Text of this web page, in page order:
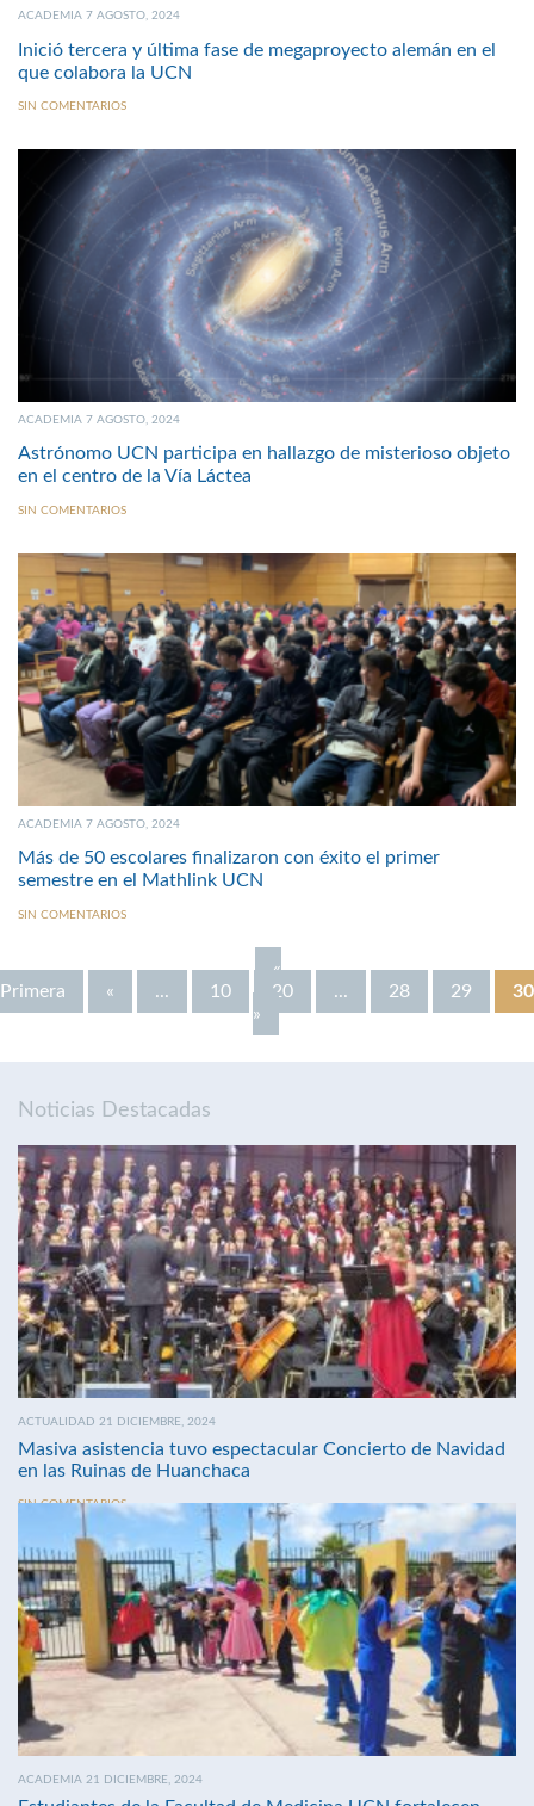
ACADEMIA 7 AGOSTO, 2024
Inició tercera y última fase de megaproyecto alemán en el
que colabora la UCN
SIN COMENTARIOS
ACADEMIA 7 AGOSTO, 2024
Astrónomo UCN participa en hallazgo de misterioso objeto
en el centro de la Vía Láctea
SIN COMENTARIOS
ACADEMIA 7 AGOSTO, 2024
Más de 50 escolares finalizaron con éxito el primer
semestre en el Mathlink UCN
SIN COMENTARIOS
«
Primera
« ... 10 20 ... 28 29
30
»
Noticias Destacadas
ACTUALIDAD 21 DICIEMBRE, 2024
Masiva asistencia tuvo espectacular Concierto de Navidad
en las Ruinas de Huanchaca
SIN COMENTARIOS
ACADEMIA 21 DICIEMBRE, 2024